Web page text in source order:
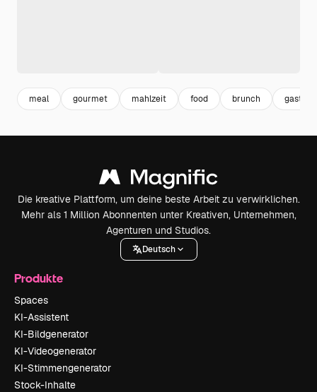
meal gourmet mahlzeit food brunch
Die kreative Plattform, um deine beste Arbeit zu verwirklichen.
Mehr als 1 Million Abonnenten unter Kreativen, Unternehmen,
Agenturen und Studios.
Deutsch
Produkte
Spaces
KI-Assistent
KI-Bildgenerator
KI-Videogenerator
KI-Stimmengenerator
Stock-Inhalte